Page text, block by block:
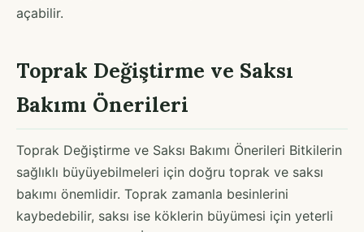
açabilir.
Toprak Değiştirme ve Saksı
Bakımı Önerileri
Toprak Değiştirme ve Saksı Bakımı Önerileri Bitkilerin
sağlıklı büyüyebilmeleri için doğru toprak ve saksı
bakımı önemlidir. Toprak zamanla besinlerini
kaybedebilir, saksı ise köklerin büyümesi için yeterli